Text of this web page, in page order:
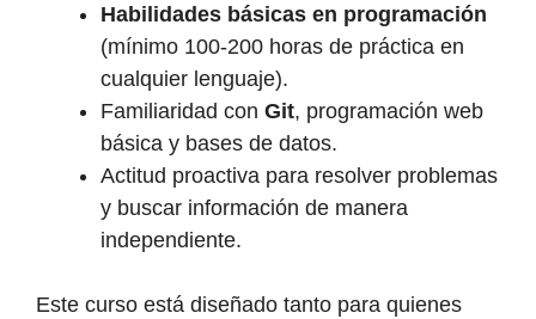
Habilidades básicas en programación
(mínimo 100-200 horas de práctica en
cualquier lenguaje).
Familiaridad con Git, programación web
básica y bases de datos.
Actitud proactiva para resolver problemas
y buscar información de manera
independiente.
Este curso está diseñado tanto para quienes